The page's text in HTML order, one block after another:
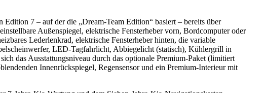
7 – auf der die „Dream-Team Edition“ basiert – bereits über
Außenspiegel, elektrische Fensterheber vorn, Bordcomputer oder
Lederlenkrad, elektrische Fensterheber hinten, die variable
LED-Tagfahrlicht, Abbiegelicht (statisch), Kühlergrill in
das Ausstattungsniveau durch das optionale Premium-Paket (limitiert
Innenrückspiegel, Regensensor und ein Premium-Interieur mit